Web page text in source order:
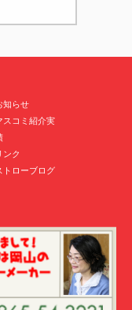
知らせ
スコミ紹介実
ンク
トローブログ